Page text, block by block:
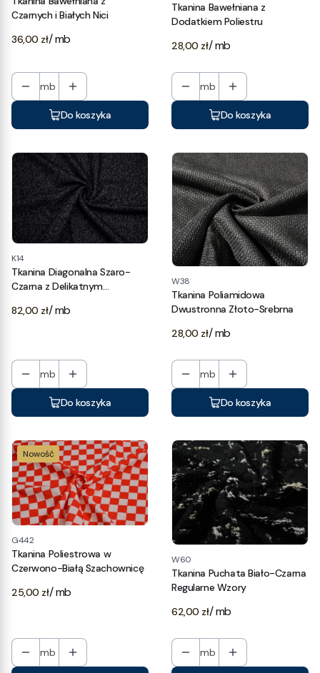
Czarnych i Białych Nici
Cena
36,00 zł/ mb
mb
Do koszyka
Tkanina Bawełniana z
Dodatkiem Poliestru
Cena
28,00 zł/ mb
mb
Do koszyka
K14
Tkanina Diagonalna Szaro-
Czarna z Delikatnym
Cena
82,00 zł/ mb
mb
Do koszyka
W38
Tkanina Poliamidowa
Dwustronna Złoto-Srebrna
Cena
28,00 zł/ mb
mb
Do koszyka
Nowość
G442
Tkanina Poliestrowa w
Czerwono-Białą Szachownicę
Cena
25,00 zł/ mb
mb
W60
Tkanina Puchata Biało-Czarna
Regularne Wzory
Cena
62,00 zł/ mb
mb